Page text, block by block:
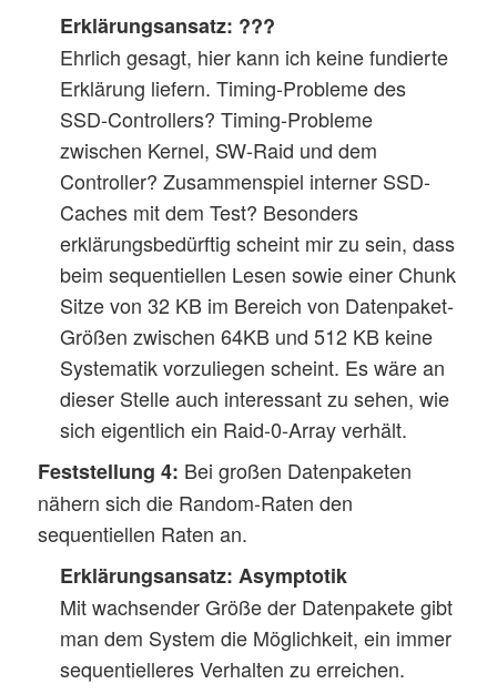
Erklärungsansatz: ???
Ehrlich gesagt, hier kann ich keine fundierte
Erklärung liefern. Timing-Probleme des
SSD-Controllers? Timing-Probleme
zwischen Kernel, SW-Raid und dem
Controller? Zusammenspiel interner SSD-
Caches mit dem Test? Besonders
erklärungsbedürftig scheint mir zu sein, dass
beim sequentiellen Lesen sowie einer Chunk
Sitze von 32 KB im Bereich von Datenpaket-
Größen zwischen 64KB und 512 KB keine
Systematik vorzuliegen scheint. Es wäre an
dieser Stelle auch interessant zu sehen, wie
sich eigentlich ein Raid-0-Array verhält.
Feststellung 4: Bei großen Datenpaketen
nähern sich die Random-Raten den
sequentiellen Raten an.
Erklärungsansatz: Asymptotik
Mit wachsender Größe der Datenpakete gibt
man dem System die Möglichkeit, ein immer
sequentielleres Verhalten zu erreichen.